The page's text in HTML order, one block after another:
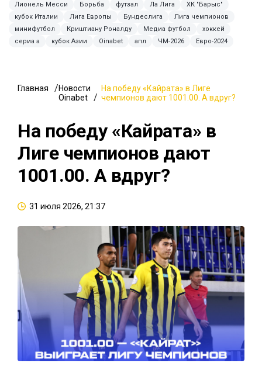
Лионель Месси
Борьба футзал Ла Лига
ХК "Барыс"
кубок Италии
Лига Европы Бундеслига
Лига чемпионов
минифутбол
Криштиану Роналду Медиа футбол
хоккей
сериа а
кубок Азии Oinabet апл ЧМ-2026 Евро-2024
Главная
Новости
Oinabet
На победу «Кайрата» в Лиге
чемпионов дают 1001.00. А вдруг?
На победу «Кайрата» в
Лиге чемпионов дают
1001.00. А вдруг?
31 июля 2026, 21:37